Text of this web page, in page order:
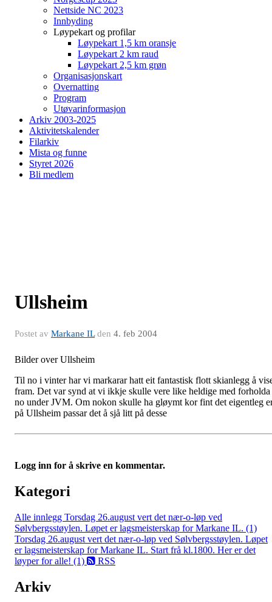
Nettside NC 2023
Innbyding
Løypekart og profilar
Løypekart 1,5 km oransje
Løypekart 2 km raud
Løypekart 2,5 km grøn
Organisasjonskart
Overnatting
Program
Utøvarinformasjon
Arkiv 2003-2025
Aktivitetskalender
Filarkiv
Mista og funne
Styret 2026
Bli medlem
Ullsheim
Postet av Markane ILden 4. feb 2004
Bilder over Ullsheim
Til no i vinter har vi markarar hatt eit fantastisk flott skianlegg å
fram. Det var synd at vi ikkje skulle vere like heldige med forholda
no under JVM. Om nokon skulle ha gløymt kor fint det eigentleg
på Ullsheim passar det å sjå litt på desse
Logg inn for å skrive en kommentar.
Kategori
Alle innlegg Torsdag 26.august vert det nær-o-løp ved
Sølvbergsstøylen. Løpet er lagsmeisterskap for Markane IL. (1)
Torsdag 26.august vert det nær-o-løp ved Sølvbergsstøylen. Løpet
er lagsmeisterskap for Markane IL. Start frå kl.1800. Her er det
løyper for alle! (1)
RSS
Arkiv